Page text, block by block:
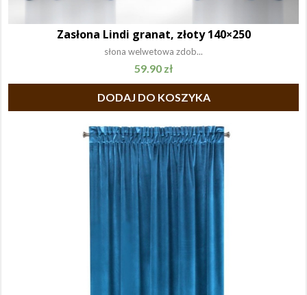
Zasłona Lindi granat, złoty 140×250
słona welwetowa zdob...
59.90 zł
DODAJ DO KOSZYKA